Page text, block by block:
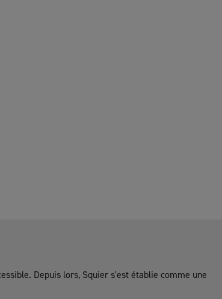
Depuis lors, Squier s'est établie comme une